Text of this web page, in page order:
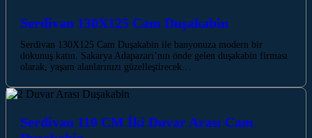
Serdivan 130X125 Cam Duşakabin
Serdivan 130X125 Cam Duşakabin ile banyonuza modern bir
dokunuş katın. Sakarya Adapazarı’nın önde gelen duşakabin firması
olarak, yaşam alanlarınızı güzelleştirecek…
Serdivan 110 CM İki Duvar Arası Cam